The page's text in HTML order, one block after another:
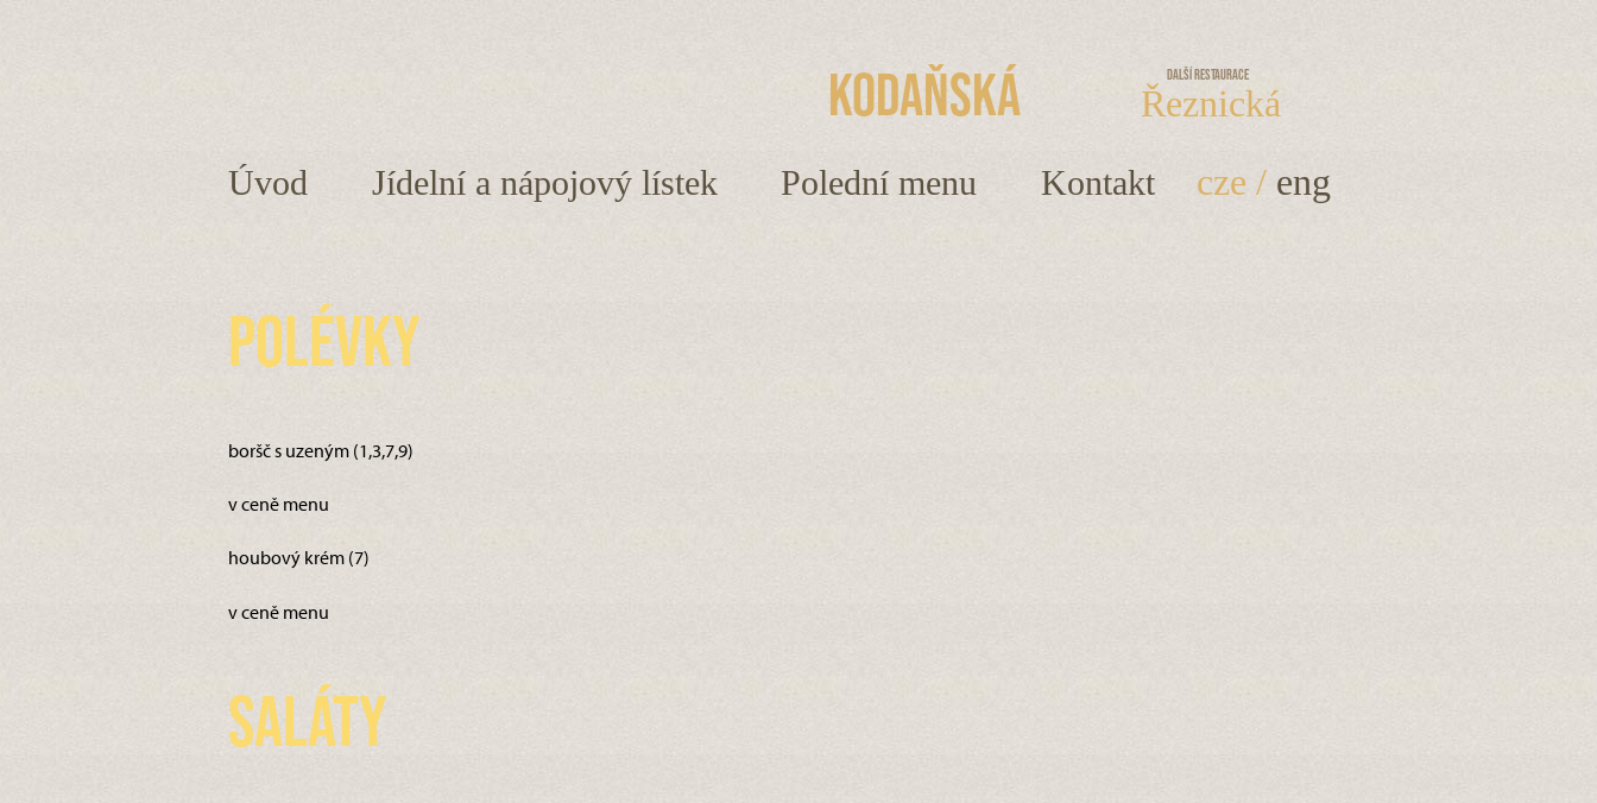
Kodaňská Další restaurace
Řeznická
Úvod Jídelní a nápojový lístek Polední menu Kontakt cze / eng
Polévky
boršč s uzeným (1,3,7,9)
v ceně menu
houbový krém (7)
v ceně menu
Saláty